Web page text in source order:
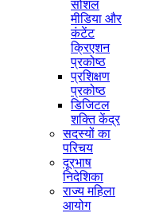
सोशल
मीडिया और
कंटेंट
क्रिएशन
प्रकोष्ठ
प्रशिक्षण
प्रकोष्ठ
डिजिटल
शक्ति केंद्र
सदस्यों का
परिचय
दूरभाष
निदेशिका
राज्य महिला
आयोग